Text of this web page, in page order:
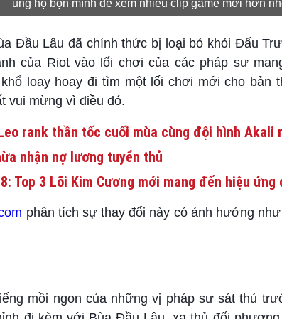
ủng hộ bọn mình để xem nhiều clip game mới hơn
Đầu Lâu đã chính thức bị loại bỏ khỏi Đấu
của Riot vào lối chơi của các pháp sư
loay hoay đi tìm một lối chơi mới cho bản
vui mừng vì điều đó.
rank thần tốc cuối mùa cùng đội hình Akali
nhận nợ lương tuyển thủ
Top 3 Lõi Kim Cương mới mang đến hiệu
phân tích sự thay đổi này có ảnh hưởng
mồi ngon của những vị pháp sư sát thủ